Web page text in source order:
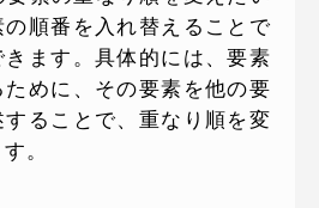
順番を入れ替えることで
ます。具体的には、要素
めに、その要素を他の要
ることで、重なり順を変
。